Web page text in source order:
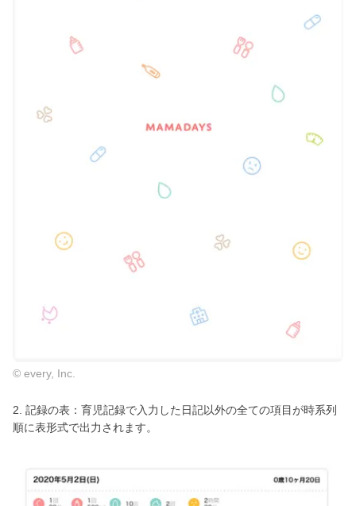
© every, Inc.
2. 記録の表：育児記録で入力した日記以外の全ての項目が時系列
順に表形式で出力されます。